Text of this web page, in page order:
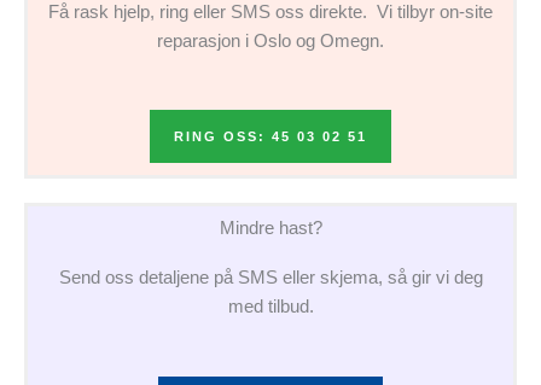
Få rask hjelp, ring eller SMS oss direkte. Vi tilbyr on-site
reparasjon i Oslo og Omegn.
RING OSS: 45 03 02 51
Mindre hast?
Send oss detaljene på SMS eller skjema, så gir vi deg
med tilbud.